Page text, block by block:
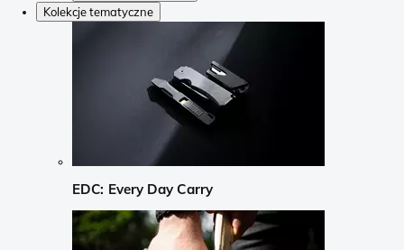
Kolekcje tematyczne
EDC: Every Day Carry